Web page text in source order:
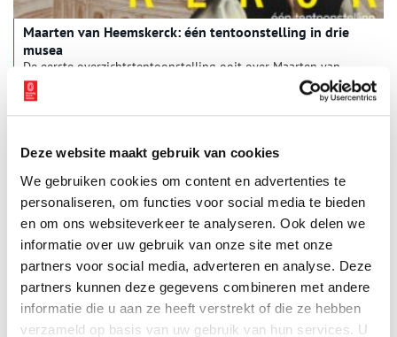
Deze website maakt gebruik van cookies
We gebruiken cookies om content en advertenties te
personaliseren, om functies voor social media te bieden
en om ons websiteverkeer te analyseren. Ook delen we
informatie over uw gebruik van onze site met onze
partners voor social media, adverteren en analyse. Deze
partners kunnen deze gegevens combineren met andere
informatie die u aan ze heeft verstrekt of die ze hebben
verzameld op basis van uw gebruik van hun services. U
Maarten van Heemskerck: één tentoonstelling in drie
musea
De eerste overzichtstentoonstelling ooit over Maarten van
Heemskerck (Heemskerk, 1498 – Haarlem, 1574) is van 28
september 2024 t/m 19 januari 2025 te zien in het Frans Hals
Museum, Stedelijk Museum Alkmaar en Teylers Museum. Elk
fascinerende loopbaan van deze invloedrijke en succesvolle
kunstenaar. Ontdek het expressieve, theatrale en vernieuwende
werk van deze 16de-eeuwse meester van de noordelijke
Nederlanden.
De vrouw achter Pieter Teyler van der Hulst (1702-1778)
Iedereen in Haarlem kent wel Pieter Teyler van der Hulst